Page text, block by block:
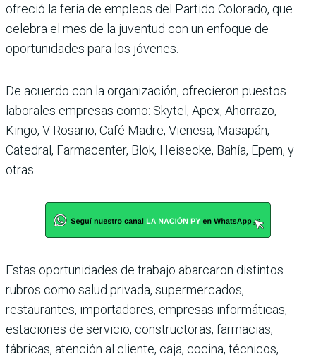
ofreció la feria de empleos del Partido Colorado, que
celebra el mes de la juventud con un enfoque de
oportunidades para los jóvenes.
De acuerdo con la organización, ofrecieron puestos
laborales empresas como: Skytel, Apex, Ahorrazo,
Kingo, V Rosario, Café Madre, Vienesa, Masapán,
Catedral, Farmacenter, Blok, Heisecke, Bahía, Epem, y
otras.
Estas oportunidades de trabajo abarcaron distintos
rubros como salud privada, supermercados,
restaurantes, importadores, empresas informáticas,
estaciones de servicio, constructoras, farmacias,
fábricas, atención al cliente, caja, cocina, técnicos,